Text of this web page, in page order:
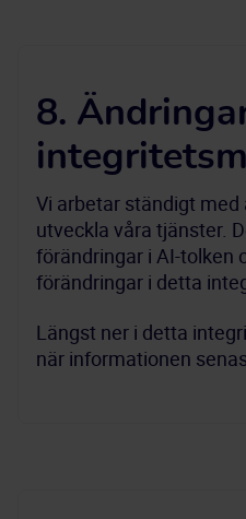
8.
Vi arbetar ständigt
utveckla våra tjänster.
förändringar i AI-tolken
förändringar i detta
Längst ner i detta
när informationen